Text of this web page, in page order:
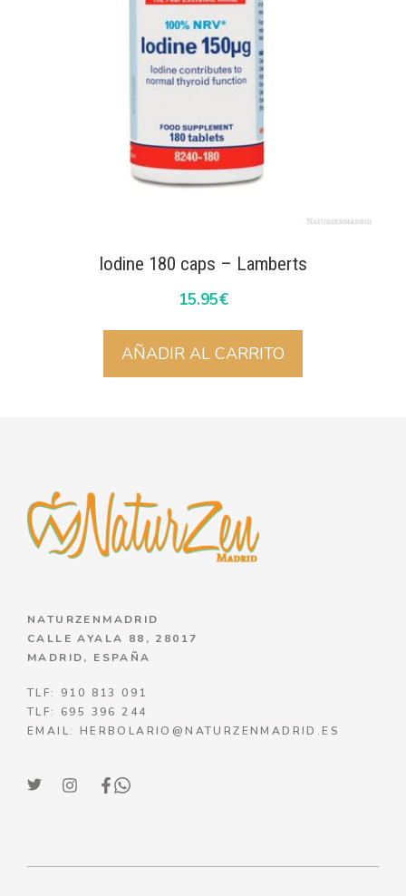
Iodine 180 caps – Lamberts
15.95€
AÑADIR AL CARRITO
NATURZENMADRID
CALLE AYALA 88, 28017
MADRID, ESPAÑA
TLF: 910 813 091
TLF: 695 396 244
EMAIL: HERBOLARIO@NATURZENMADRID.ES